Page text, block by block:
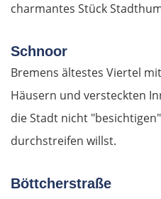
charmantes Stück
Schnoor
Bremens ältestes Viertel
Häusern und versteckten
die Stadt nicht
durchstreifen willst.
Böttcherstraße
Riga
Jelgava
Bauska